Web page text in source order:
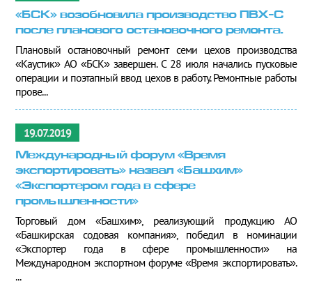
«БСК» возобновила производство ПВХ-С
после планового остановочного ремонта.
Плановый остановочный ремонт семи цехов производства
«Каустик» АО «БСК» завершен. С 28 июля начались пусковые
операции и поэтапный ввод цехов в работу. Ремонтные работы
прове...
19.07.2019
Международный форум «Время
экспортировать» назвал «Башхим»
«Экспортером года в сфере
промышленности»
Торговый дом «Башхим», реализующий продукцию АО
«Башкирская содовая компания», победил в номинации
«Экспортер года в сфере промышленности» на
Международном экспортном форуме «Время экспортировать».
...